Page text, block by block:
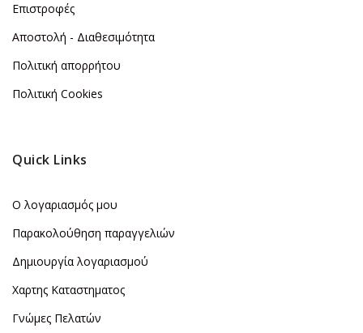
Επιστροφές
Αποστολή - Διαθεσιμότητα
Πολιτική απορρήτου
Πολιτική Cookies
Quick Links
Ο λογαριασμός μου
Παρακολούθηση παραγγελιών
Δημιουργία λογαριασμού
Χαρτης Καταστηματος
Γνώμες Πελατών